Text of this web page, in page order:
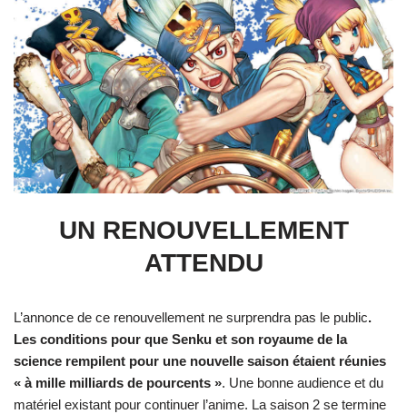
UN RENOUVELLEMENT
ATTENDU
L’annonce de ce renouvellement ne surprendra pas le public.
Les conditions pour que Senku et son royaume de la
science rempilent pour une nouvelle saison étaient réunies
« à mille milliards de pourcents ». Une bonne audience et du
matériel existant pour continuer l’anime. La saison 2 se termine